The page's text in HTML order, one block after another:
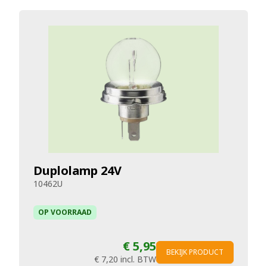
Duplolamp 24V
10462U
OP VOORRAAD
€ 5,95
€ 7,20 incl. BTW
BEKIJK PRODUCT